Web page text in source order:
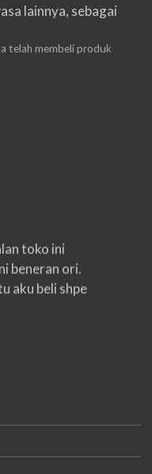
lainnya, sebagai
telah membeli produk
toko ini
beneran ori.
aku beli shpe
nama
kan bru 2 hri